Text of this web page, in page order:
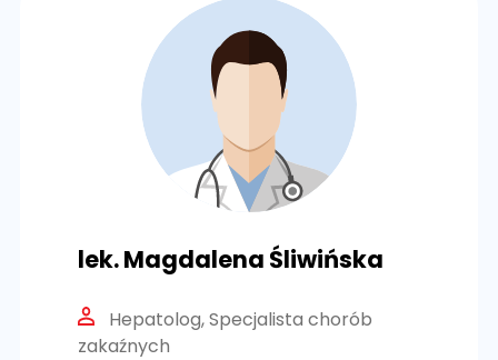
lek. Magdalena Śliwińska
Hepatolog, Specjalista chorób
zakaźnych